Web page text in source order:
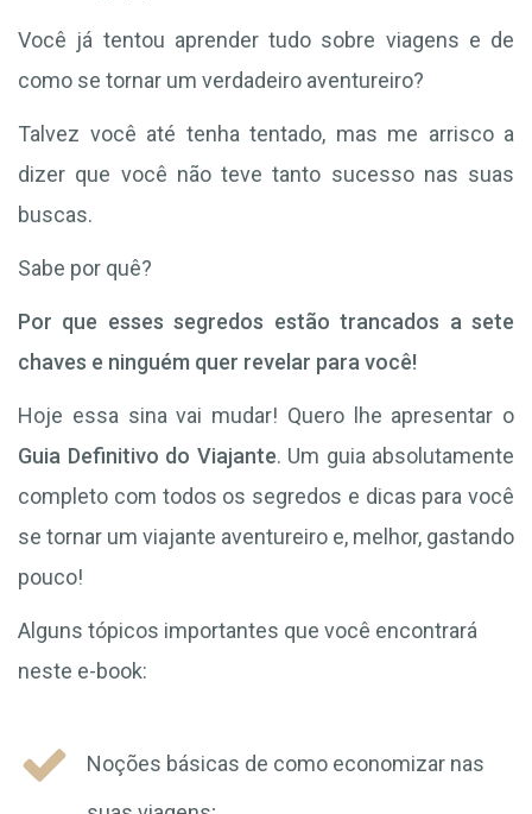
Você já tentou aprender tudo sobre viagens e de
como se tornar um verdadeiro aventureiro?
Talvez você até tenha tentado, mas me arrisco a
dizer que você não teve tanto sucesso nas suas
buscas.
Sabe por quê?
Por que esses segredos estão trancados a sete
chaves e ninguém quer revelar para você!
Hoje essa sina vai mudar! Quero lhe apresentar o
Guia Definitivo do Viajante. Um guia absolutamente
completo com todos os segredos e dicas para você
se tornar um viajante aventureiro e, melhor, gastando
pouco!
Alguns tópicos importantes que você encontrará
neste e-book:
Noções básicas de como economizar nas